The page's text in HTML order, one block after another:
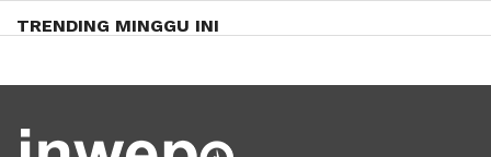
TRENDING MINGGU INI